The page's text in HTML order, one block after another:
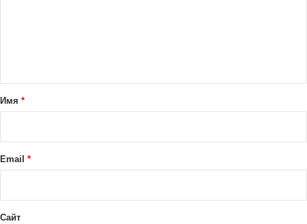
а
й
Имя *
Email *
Сайт